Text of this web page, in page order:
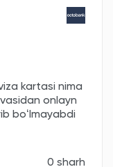
kartasi nima
onlayn
boʻlmayabdi
0 sharh